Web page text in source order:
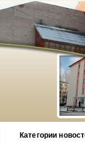
Категории